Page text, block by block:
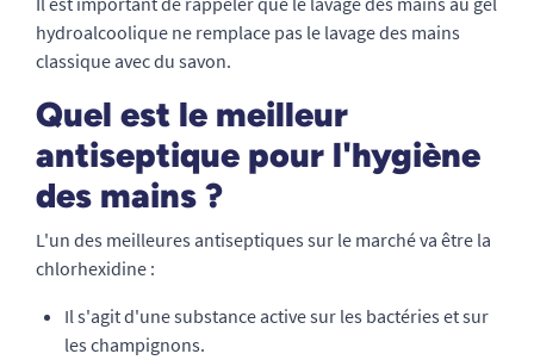
hydroalcoolique ne remplace pas le lavage des mains
classique avec du savon.
Quel est le meilleur
antiseptique pour l'hygiène
des mains ?
L'un des meilleures antiseptiques sur le marché va être la
chlorhexidine :
Il s'agit d'une substance active sur les bactéries et sur
les champignons.